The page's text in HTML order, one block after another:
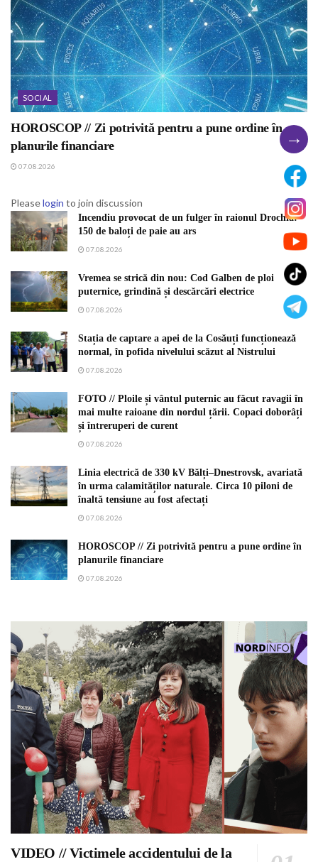
SOCIAL
HOROSCOP // Zi potrivită pentru a pune ordine în
planurile financiare
07.08.2026
Pleaselogin to join discussion
Incendiu provocat de un fulger în raionul Drochia:
150 de baloți de paie au ars
07.08.2026
Vremea se strică din nou: Cod Galben de ploi
puternice, grindină și descărcări electrice
07.08.2026
Stația de captare a apei de la Cosăuți funcționează
normal, în pofida nivelului scăzut al Nistrului
07.08.2026
FOTO // Ploile și vântul puternic au făcut ravagii în
mai multe raioane din nordul țării. Copaci doborâți
și întreruperi de curent
07.08.2026
Linia electrică de 330 kV Bălți–Dnestrovsk, avariată
în urma calamităților naturale. Circa 10 piloni de
înaltă tensiune au fost afectați
07.08.2026
HOROSCOP // Zi potrivită pentru a pune ordine în
planurile financiare
07.08.2026
VIDEO // Victimele accidentului de la
→